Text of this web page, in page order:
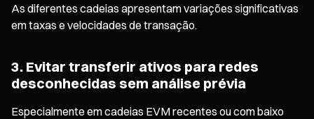
As diferentes cadeias apresentam variações significativas
em taxas e velocidades de transação.
3. Evitar transferir ativos para redes
desconhecidas sem análise prévia
Especialmente em cadeias EVM recentes ou com baixo